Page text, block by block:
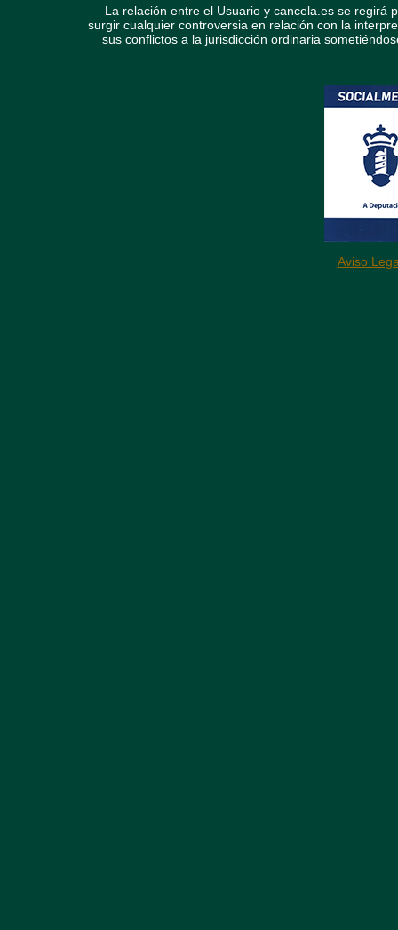
La relación entre el Usuario y cancela.es se regirá
surgir cualquier controversia en relación con la
sus conflictos a la jurisdicción ordinaria
Aviso